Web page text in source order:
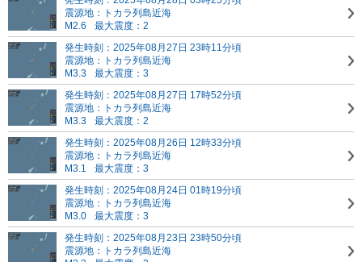
震源地：トカラ列島近海
M2.6
最大震度：2
発生時刻：2025年08月27日 23時11分頃
震源地：トカラ列島近海
M3.3
最大震度：3
発生時刻：2025年08月27日 17時52分頃
震源地：トカラ列島近海
M3.3
最大震度：2
発生時刻：2025年08月26日 12時33分頃
震源地：トカラ列島近海
M3.1
最大震度：3
発生時刻：2025年08月24日 01時19分頃
震源地：トカラ列島近海
M3.0
最大震度：3
発生時刻：2025年08月23日 23時50分頃
震源地：トカラ列島近海